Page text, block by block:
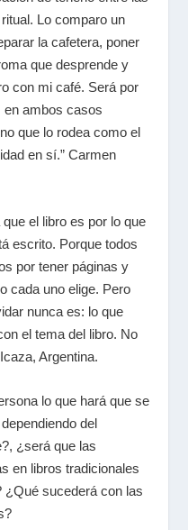
Lo comparo un
la cafetera, poner
que desprende y
con mi café. Será por
en ambos casos
que lo rodea como el
en sí.” Carmen
el libro es por lo que
escrito. Porque todos
por tener páginas y
cada uno elige. Pero
nunca es: lo que
el tema del libro. No
Argentina.
lo que hará que se
del
¿será que las
en libros tradicionales
¿Qué sucederá con las